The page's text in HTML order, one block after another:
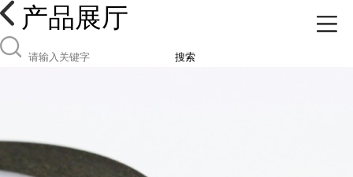
产品展厅
搜索